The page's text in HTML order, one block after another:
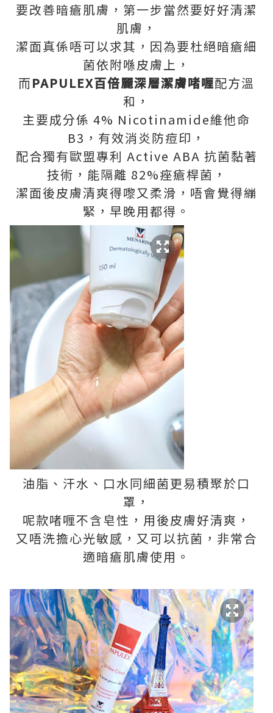
要改善暗瘡肌膚，第一步當然要好好清潔
肌膚，
潔面真係唔可以求其，因為要杜絕暗瘡細
菌依附喺皮膚上，
而PAPULEX百倍麗深層潔膚啫喱配方溫
和，
主要成分係 4% Nicotinamide維他命
B3，有效消炎防痘印，
配合獨有歐盟專利 Active ABA 抗菌黏著
技術，能隔離 82%痤瘡桿菌，
潔面後皮膚清爽得嚟又柔滑，唔會覺得繃
緊，早晚用都得。
油脂、汗水、口水同細菌更易積聚於口
罩，
呢款啫喱不含皂性，用後皮膚好清爽，
又唔洗擔心光敏感，又可以抗菌，非常合
適暗瘡肌膚使用。